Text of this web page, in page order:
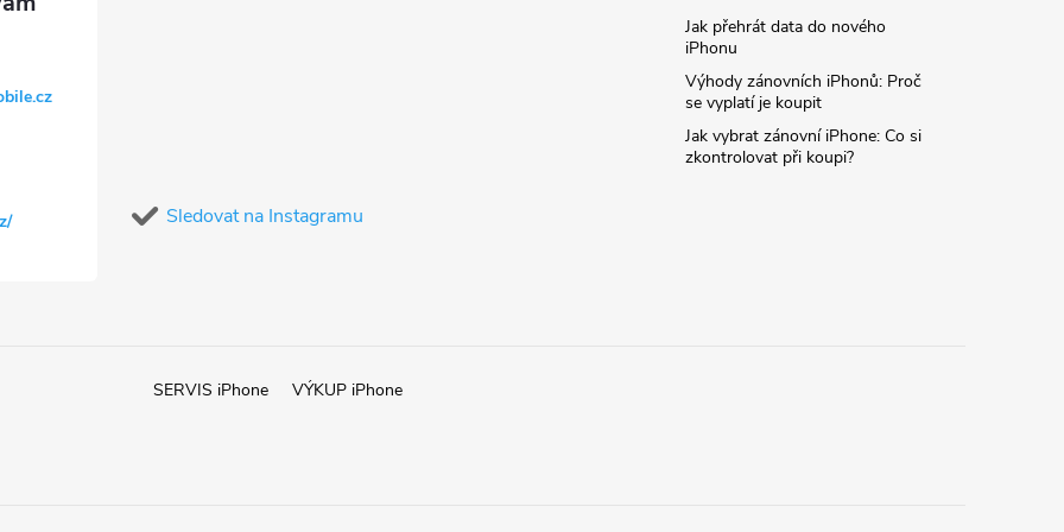
Sledovat na Instagramu
Jak přehrát data do nového
iPhonu
Výhody zánovních iPhonů: Proč
se vyplatí je koupit
Jak vybrat zánovní iPhone: Co si
zkontrolovat při koupi?
SERVIS iPhone VÝKUP iPhone